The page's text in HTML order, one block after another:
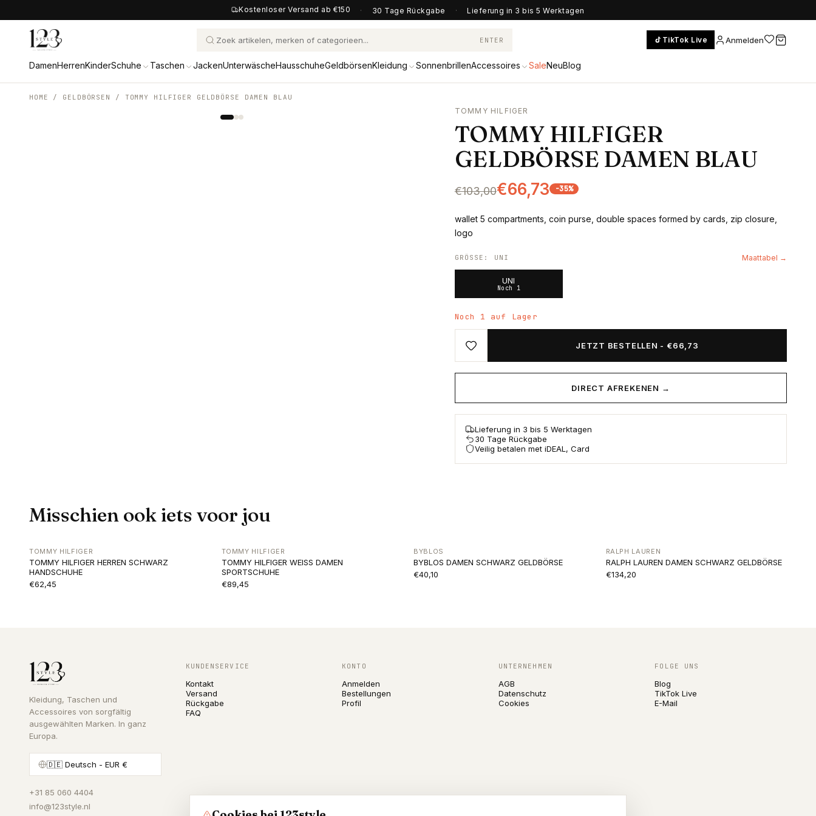
Kostenloser Versand ab €150 · 30 Tage Rückgabe · Lieferung in 3 bis 5 Werktagen
ENTER TikTok Live Anmelden
DamenHerrenKinderSchuhe Taschen JackenUnterwäscheHausschuheGeldbörsenKleidung SonnenbrillenAccessoires SaleNeuBlog
HOME / GELDBÖRSEN / TOMMY HILFIGER GELDBÖRSE DAMEN BLAU
TOMMY HILFIGER
TOMMY HILFIGER
GELDBÖRSE DAMEN BLAU
€103,00€66,73 -35%
wallet 5 compartments, coin purse, double spaces formed by cards, zip closure,
logo
GRÖSSE : UNI Maattabel →
UNI
Noch 1
Noch 1 auf Lager
JETZT BESTELLEN - €66,73
DIRECT AFREKENEN →
Lieferung in 3 bis 5 Werktagen
30 Tage Rückgabe
Veilig betalen met iDEAL, Card
Misschien ook iets voor jou
TOMMY HILFIGER
TOMMY HILFIGER HERREN SCHWARZ
HANDSCHUHE
€62,45
TOMMY HILFIGER
TOMMY HILFIGER WEISS DAMEN
SPORTSCHUHE
€89,45
BYBLOS
BYBLOS DAMEN SCHWARZ GELDBÖRSE
€40,10
RALPH LAUREN
RALPH LAUREN DAMEN SCHWARZ GELDBÖRSE
€134,20
Kleidung, Taschen und
Accessoires von sorgfältig
ausgewählten Marken. In ganz
Europa.
🇩🇪 Deutsch - EUR €
+31 85 060 4404
info@123style.nl
KUNDENSERVICE
Kontakt
Versand
Rückgabe
FAQ
KONTO
Anmelden
Bestellungen
Profil
UNTERNEHMEN
AGB
Datenschutz
Cookies
FOLGE UNS
Blog
TikTok Live
E-Mail